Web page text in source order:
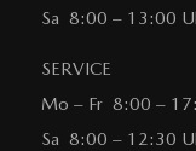
Sa 8:00 – 13:00
SERVICE
Mo – Fr 8:00 –
Sa 8:00 – 12:30